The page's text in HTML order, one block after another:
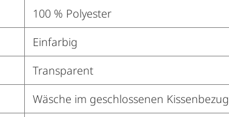
100 % Polyester
Einfarbig
Transparent
Wäsche im geschlossenen Kissenbezug